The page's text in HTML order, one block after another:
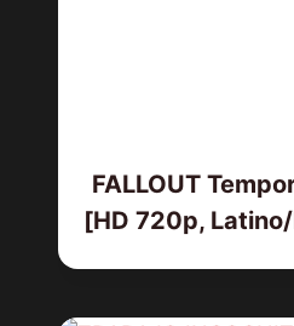
FALLOUT
[HD 720p,